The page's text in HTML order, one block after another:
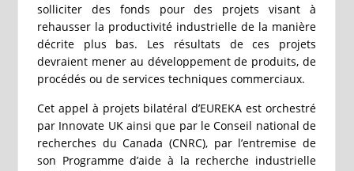
solliciter des fonds pour des projets visant à
rehausser la productivité industrielle de la manière
décrite plus bas. Les résultats de ces projets
devraient mener au développement de produits, de
procédés ou de services techniques commerciaux.
Cet appel à projets bilatéral d’EUREKA est orchestré
par Innovate UK ainsi que par le Conseil national de
recherches du Canada (CNRC), par l’entremise de
son Programme d’aide à la recherche industrielle